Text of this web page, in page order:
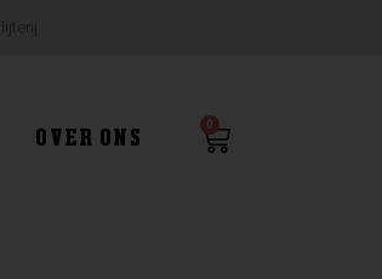
OVER ONS
0
Winkelwagen